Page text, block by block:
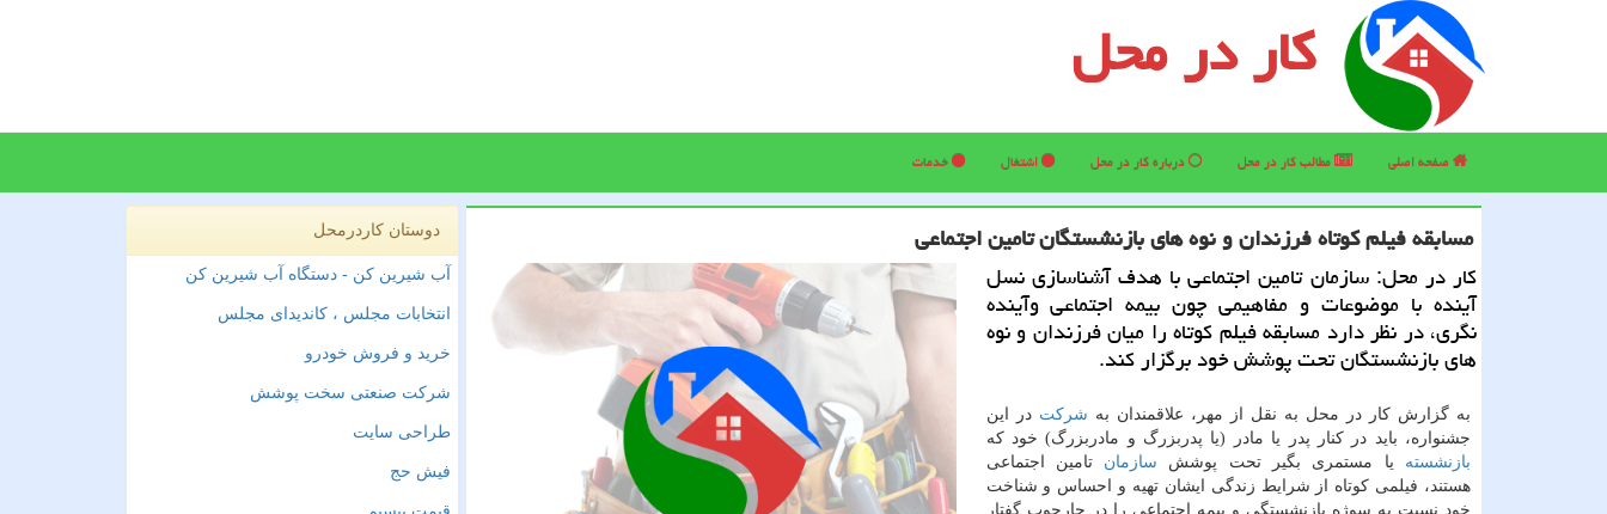
کار در محل
صفحه اصلی مطالب كار در محل درباره كار در محل اشتغال خدمات
مسابقه فیلم كوتاه فرزندان و نوه های بازنشستگان تامین اجتماعی
كار در محل: سازمان تامین اجتماعی با هدف آشناسازی نسل
آینده با موضوعات و مفاهیمی چون بیمه اجتماعی وآینده
نگری، در نظر دارد مسابقه فیلم كوتاه را میان فرزندان و نوه
های بازنشستگان تحت پوشش خود برگزار كند.
به گزارش كار در محل به نقل از مهر، علاقمندان به شركت در این
جشنواره، باید در كنار پدر یا مادر (یا پدربزرگ و مادربزرگ) خود كه
بازنشسته یا مستمری بگیر تحت پوشش سازمان تامین اجتماعی
هستند، فیلمی كوتاه از شرایط زندگی ایشان تهیه و احساس و شناخت
خود نسبت به سوژه بازنشستگی و بیمه اجتماعی را در چارچوب گفتار
دوستان کاردرمحل
آب شیرین کن - دستگاه آب شیرین کن
انتخابات مجلس ، کاندیدای مجلس
خرید و فروش خودرو
شرکت صنعتی سخت پوشش
طراحی سایت
فیش حج